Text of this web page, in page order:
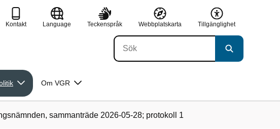
Kontakt Language Teckenspråk Webbplatskarta Tillgänglighet
Om VGR
sammanträde 2026-05-28; protokoll 1